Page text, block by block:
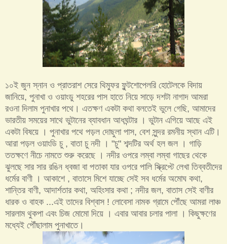
১০ই জুন স্নান ও প্রাতরাশ সেরে থিম্ফুর ফুন্টশোপেলরি হোটেলকে বিদায়
জানিয়ে, পুনাখা ও ওয়াংডু শহরের পাস হাতে নিয়ে সাড়ে দশটা নাগাদ আমরা
রওনা দিলাম পুনাখার পথে। এতক্ষণ একটা কথা বলতেই ভুলে গেছি, আমাদের
ভারতীয় সময়ের সাথে ভুটানের ব্যাবধান আধঘন্টার । ভুটান এগিয়ে আছে এই
একটা বিষয়ে । পুনাখার পথে পড়ল দোছুলা পাস, বেশ সুন্দর রমনীয় স্থান এটি।
আরা পড়ল ওয়াংডি চু , বাতা চু নদী । "চু" শব্দটির অর্থ হল জল । গাড়ি
ততক্ষণে নীচে নামতে শুরু করেছে । নদীর ওপরে লম্বা লম্বা গাছের থেকে
ঝুলছে সার সার রঙিন ধ্বজা বা পতাকা যার ওপরে পালি স্ক্রিপ্টে লেখা তিব্বতীদের
ধর্মের বাণী । আকাশে , বাতাসে মিশে যাচ্ছে সেই সব ধর্মের অমোঘ কথা,
শান্তির বাণী, আদার্শতার কথা, অহিংসার কথা ; নদীর জল, বাতাস সেই বাণীর
ধারক ও বাহক ...এই তাদের বিশ্বাস ! লোবেসা নামক গ্রামে পৌঁছে আমরা লাঞ্চ
সারলাম থুকপা এবং চিজ মোমো দিয়ে । এবার আবার চলার পালা । কিছুক্ষণের
মধ্যেই পৌঁছালাম পুনাখাতে।